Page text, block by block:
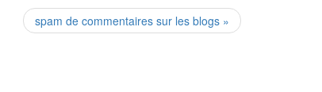
spam de commentaires sur les blogs »